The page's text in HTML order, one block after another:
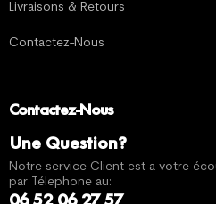
Livraisons & Retours
Contactez-Nous
Contactez-Nous
Une Question?
Notre service Client est a votre
par Télephone au: